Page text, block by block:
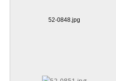
52-0848.jpg